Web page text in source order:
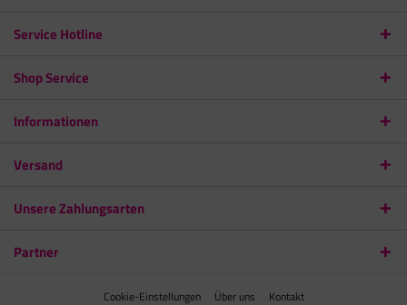
Service Hotline
Shop Service
Informationen
Versand
Unsere Zahlungsarten
Partner
Cookie-Einstellungen Über uns Kontakt